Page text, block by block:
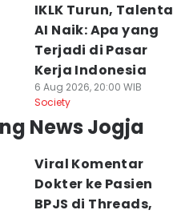
IKLK Turun, Talenta
AI Naik: Apa yang
Terjadi di Pasar
Kerja Indonesia
6 Aug 2026, 20:00 WIB
Society
News Jogja
Viral Komentar
Dokter ke Pasien
BPJS di Threads,